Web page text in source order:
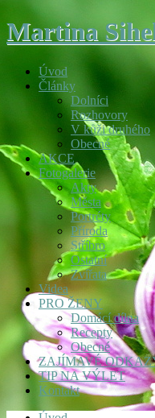
Martina
Úvod
Články
Dolníci
Rozhovory
V kůži druhého
Obecné
AKCE
Fotogalerie
Akty
Města
Portréty
Příroda
Stříbro
Ostatní
Zvířata
Videa
PRO ŽENY
Domácí dílna
Recepty
Obecné
ZAJÍMAVÉ
TIP NA VÝLET
Kontakt